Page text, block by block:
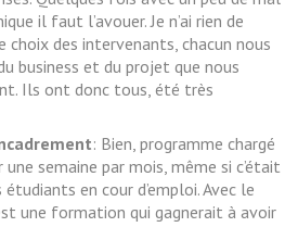
il faut l’avouer. Je n’ai rien de
choix des intervenants, chacun nous
business et du projet que nous
Ils ont donc tous, été très
: Bien, programme chargé
semaine par mois, même si c’était
en cour d’emploi. Avec le
une formation qui gagnerait à avoir